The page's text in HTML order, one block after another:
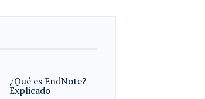
¿Qué es EndNote? –
Explicado